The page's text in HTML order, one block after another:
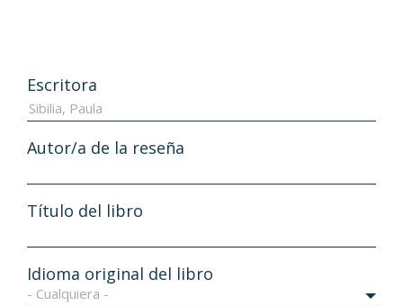
Escritora
Autor/a de la reseña
Título del libro
Idioma original del libro
- Cualquiera -